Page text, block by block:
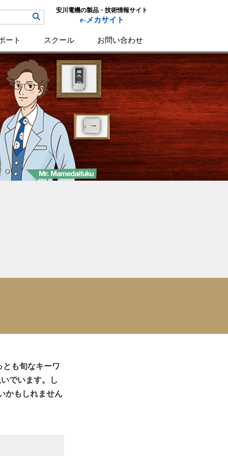
安川電機の製品・技術情報サイト
e-メカサイト
ート スクール お問い合わせ
とも旬なキーワ
でいます。し
かもしれません